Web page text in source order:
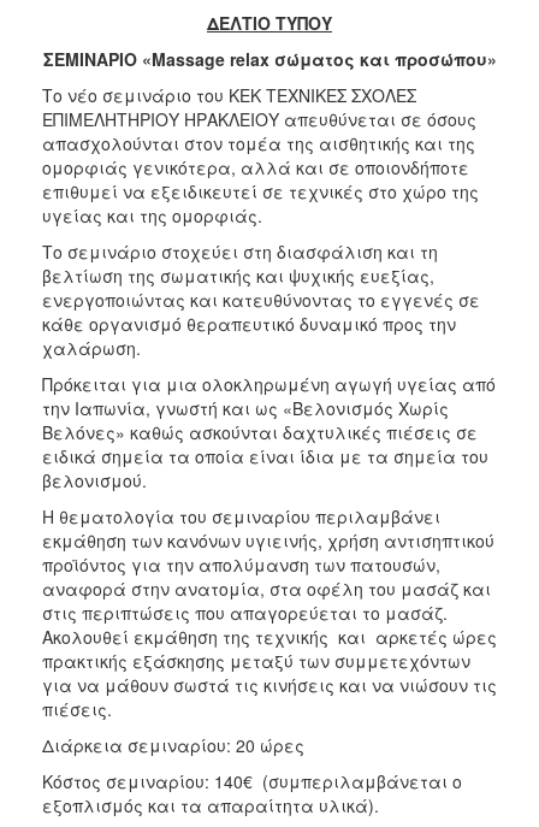
2017
2016
2015
2012
2011
ΔΗΜΟΣ
ΠΟΛΙΤΙΣΜΟΣ
ΑΝΘΕΚΤΙΚΗ
ΠΟΛΗ
ΔΕΛΤΙΟ ΤΥΠΟΥ
ΣΕΜΙΝΑΡΙΟ «Massage relax σώματος και προσώπου»
Το νέο σεμινάριο του ΚΕΚ ΤΕΧΝΙΚΕΣ ΣΧΟΛΕΣ
ΕΠΙΜΕΛΗΤΗΡΙΟΥ ΗΡΑΚΛΕΙΟΥ απευθύνεται σε όσους
απασχολούνται στον τομέα της αισθητικής και της
ομορφιάς γενικότερα, αλλά και σε οποιονδήποτε
επιθυμεί να εξειδικευτεί σε τεχνικές στο χώρο της
υγείας και της ομορφιάς.
Το σεμινάριο στοχεύει στη διασφάλιση και τη
βελτίωση της σωματικής και ψυχικής ευεξίας,
ενεργοποιώντας και κατευθύνοντας το εγγενές σε
κάθε οργανισμό θεραπευτικό δυναμικό προς την
χαλάρωση.
Πρόκειται για μια ολοκληρωμένη αγωγή υγείας από
την Ιαπωνία, γνωστή και ως «Βελονισμός Χωρίς
Βελόνες» καθώς ασκούνται δαχτυλικές πιέσεις σε
ειδικά σημεία τα οποία είναι ίδια με τα σημεία του
βελονισμού.
Η θεματολογία του σεμιναρίου περιλαμβάνει
εκμάθηση των κανόνων υγιεινής, χρήση αντισηπτικού
προϊόντος για την απολύμανση των πατουσών,
αναφορά στην ανατομία, στα οφέλη του μασάζ και
στις περιπτώσεις που απαγορεύεται το μασάζ.
Ακολουθεί εκμάθηση της τεχνικής και αρκετές ώρες
πρακτικής εξάσκησης μεταξύ των συμμετεχόντων
για να μάθουν σωστά τις κινήσεις και να νιώσουν τις
πιέσεις.
Διάρκεια σεμιναρίου: 20 ώρες
Κόστος σεμιναρίου: 140€ (συμπεριλαμβάνεται ο
εξοπλισμός και τα απαραίτητα υλικά).